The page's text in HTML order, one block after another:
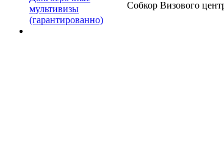
мультивизы
(гарантированно)
Собкор Визового